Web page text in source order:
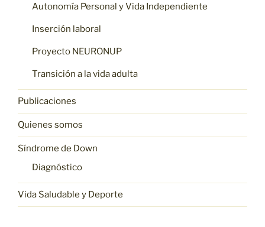
Autonomía Personal y Vida Independiente
Inserción laboral
Proyecto NEURONUP
Transición a la vida adulta
Publicaciones
Quienes somos
Síndrome de Down
Diagnóstico
Vida Saludable y Deporte